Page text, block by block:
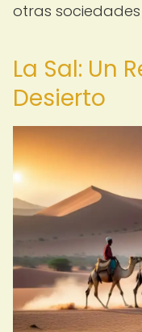
otras
La Sal: Un
Desierto